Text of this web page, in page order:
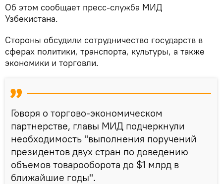
Об этом сообщает пресс-служба МИД
Узбекистана.
Стороны обсудили сотрудничество государств в
сферах политики, транспорта, культуры, а также
экономики и торговли.
Говоря о торгово-экономическом
партнерстве, главы МИД подчеркнули
необходимость "выполнения поручений
президентов двух стран по доведению
объемов товарооборота до $1 млрд в
ближайшие годы".